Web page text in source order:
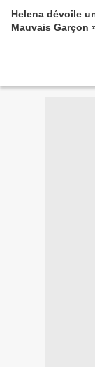
Helena dévoile
Mauvais Garçon